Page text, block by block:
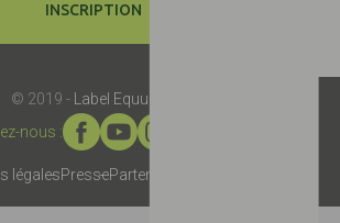
INSCRIPTION
© 2019 -
Label EquuRES
nous :
légalesPressePartenaires